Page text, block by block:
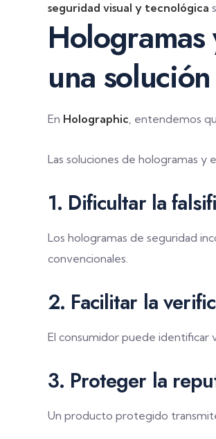
seguridad visual y tecnológica
una
En Holographic, entendemos
Las soluciones de hologramas
1. Dificultar la
Los hologramas de seguridad
convencionales.
2. Facilitar la
El consumidor puede identificar
3. Proteger la
Un producto protegido